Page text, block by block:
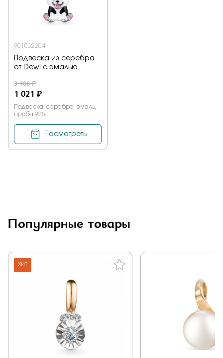
901032204
Подвеска из серебра
от Dewi с эмалью
3 406 ₽
1 021 ₽
Подвеска, серебро, эмаль,
проба 925
Посмотреть
Популярные товары
ХИТ
Заказать
Подтверждаю, что я ознакомлен и согласен с условиями
политики конфиденциальности